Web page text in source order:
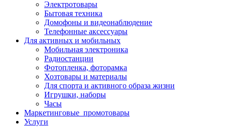
Электротовары
Бытовая техника
Домофоны и видеонаблюдение
Телефонные аксессуары
Для активных и мобильных
Мобильная электроника
Радиостанции
Фотопленка, фоторамка
Хозтовары и материалы
Для спорта и активного образа жизни
Игрушки, наборы
Часы
Маркетинговые_промотовары
Услуги